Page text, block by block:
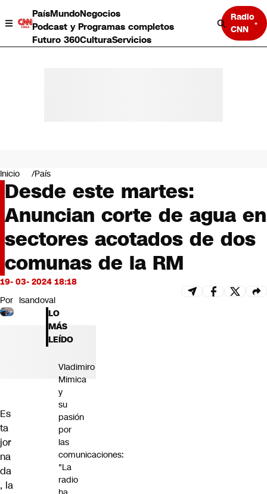
PaísMundoNegocios
Podcast y Programas completos
Futuro 360CulturaServicios
Radio
CNN
Negocios
Deportes
Programas completos
Cultura
Servicios
Bits
CNN tiempo
Futuro 360
Inicio País
Desde este martes:
Anuncian corte de agua en
sectores acotados de dos
comunas de la RM
19- 03- 2024 18:18
Por lsandoval
Es
ta
jor
na
da
, la
LO
MÁS
LEÍDO
Vladimiro
Mimica
y
su
pasión
por
las
comunicaciones:
"La
radio